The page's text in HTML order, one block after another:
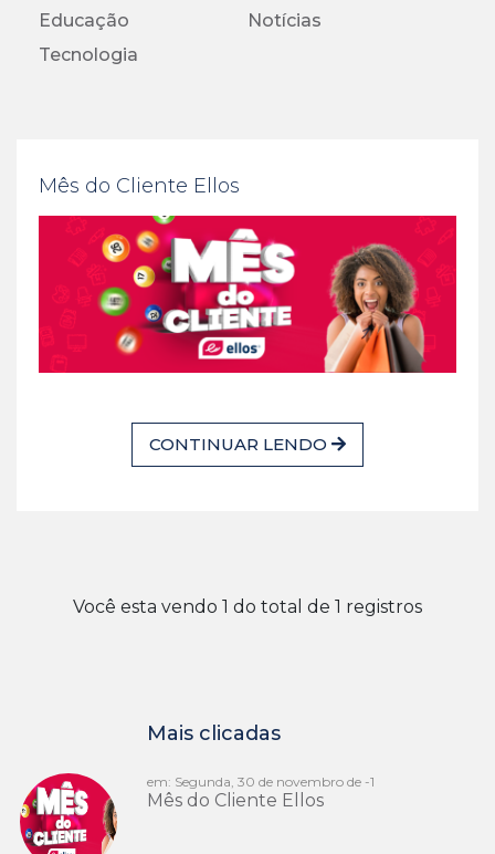
Educação
Notícias
Tecnologia
Mês do Cliente Ellos
CONTINUAR LENDO
Você esta vendo 1 do total de 1 registros
Mais clicadas
em: Segunda, 30 de novembro de -1
Mês do Cliente Ellos